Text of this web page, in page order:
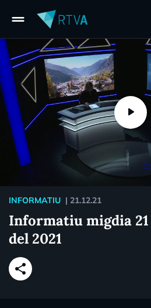
drag_handle
INFORMATIU | 21.12.21
Informatiu migdia 21
del 2021
share